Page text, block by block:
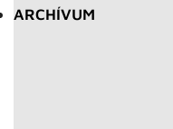
ARCHÍVUM